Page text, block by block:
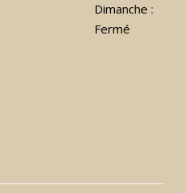
Dimanche :
Fermé